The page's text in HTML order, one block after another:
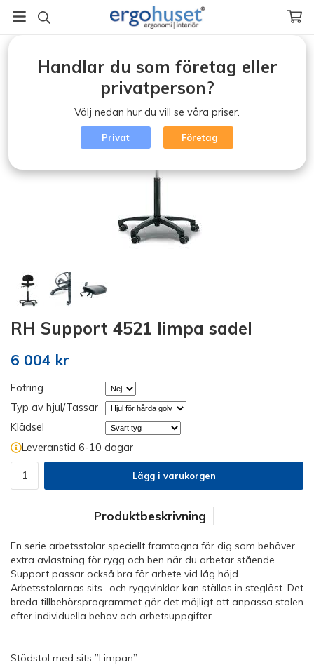
RH Support 4521 limpa sadel
RH Support 4521 limpa sadel
6 004 kr
Fotring
Typ av hjul/Tassar
Klädsel
Leveranstid 6-10 dagar
Lägg i varukorgen
Produktbeskrivning
En serie arbetsstolar speciellt framtagna för dig som behöver
extra avlastning för rygg och ben när du arbetar stående.
Support passar också bra för arbete vid låg höjd.
Arbetsstolarnas sits- och ryggvinklar kan ställas in steglöst. Det
breda tillbehörsprogrammet gör det möjligt att anpassa stolen
efter individuella behov och arbetsuppgifter.
Stödstol med sits ”Limpan”.
Handlar du som företag eller
privatperson?
Välj nedan hur du vill se våra priser.
Privat Företag